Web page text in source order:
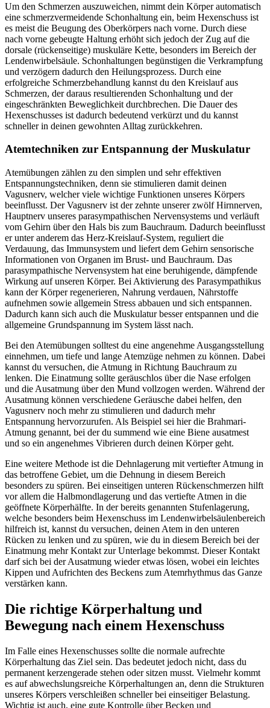
Um den Schmerzen auszuweichen, nimmt dein Körper automatisch
eine schmerzvermeidende Schonhaltung ein, beim Hexenschuss ist
es meist die Beugung des Oberkörpers nach vorne. Durch diese
nach vorne gebeugte Haltung erhöht sich jedoch der Zug auf die
dorsale (rückenseitige) muskuläre Kette, besonders im Bereich der
Lendenwirbelsäule. Schonhaltungen begünstigen die Verkrampfung
und verzögern dadurch den Heilungsprozess. Durch eine
erfolgreiche Schmerzbehandlung kannst du den Kreislauf aus
Schmerzen, der daraus resultierenden Schonhaltung und der
eingeschränkten Beweglichkeit durchbrechen. Die Dauer des
Hexenschusses ist dadurch bedeutend verkürzt und du kannst
schneller in deinen gewohnten Alltag zurückkehren.
Atemtechniken zur Entspannung der Muskulatur
Atemübungen zählen zu den simplen und sehr effektiven
Entspannungstechniken, denn sie stimulieren damit deinen
Vagusnerv, welcher viele wichtige Funktionen unseres Körpers
beeinflusst. Der Vagusnerv ist der zehnte unserer zwölf Hirnnerven,
Hauptnerv unseres parasympathischen Nervensystems und verläuft
vom Gehirn über den Hals bis zum Bauchraum. Dadurch beeinflusst
er unter anderem das Herz-Kreislauf-System, reguliert die
Verdauung, das Immunsystem und liefert dem Gehirn sensorische
Informationen von Organen im Brust- und Bauchraum. Das
parasympathische Nervensystem hat eine beruhigende, dämpfende
Wirkung auf unseren Körper. Bei Aktivierung des Parasympathikus
kann der Körper regenerieren, Nahrung verdauen, Nährstoffe
aufnehmen sowie allgemein Stress abbauen und sich entspannen.
Dadurch kann sich auch die Muskulatur besser entspannen und die
allgemeine Grundspannung im System lässt nach.
Bei den Atemübungen solltest du eine angenehme Ausgangsstellung
einnehmen, um tiefe und lange Atemzüge nehmen zu können. Dabei
kannst du versuchen, die Atmung in Richtung Bauchraum zu
lenken. Die Einatmung sollte geräuschlos über die Nase erfolgen
und die Ausatmung über den Mund vollzogen werden. Während der
Ausatmung können verschiedene Geräusche dabei helfen, den
Vagusnerv noch mehr zu stimulieren und dadurch mehr
Entspannung hervorzurufen. Als Beispiel sei hier die Brahmari-
Atmung genannt, bei der du summend wie eine Biene ausatmest
und so ein angenehmes Vibrieren durch deinen Körper geht.
Eine weitere Methode ist die Dehnlagerung mit vertiefter Atmung in
das betroffene Gebiet, um die Dehnung in diesem Bereich
besonders zu spüren. Bei einseitigen unteren Rückenschmerzen hilft
vor allem die Halbmondlagerung und das vertiefte Atmen in die
geöffnete Körperhälfte. In der bereits genannten Stufenlagerung,
welche besonders beim Hexenschuss im Lendenwirbelsäulenbereich
hilfreich ist, kannst du versuchen, deinen Atem in den unteren
Rücken zu lenken und zu spüren, wie du in diesem Bereich bei der
Einatmung mehr Kontakt zur Unterlage bekommst. Dieser Kontakt
darf sich bei der Ausatmung wieder etwas lösen, wobei ein leichtes
Kippen und Aufrichten des Beckens zum Atemrhythmus das Ganze
verstärken kann.
Die richtige Körperhaltung und
Bewegung nach einem Hexenschuss
Im Falle eines Hexenschusses sollte die normale aufrechte
Körperhaltung das Ziel sein. Das bedeutet jedoch nicht, dass du
permanent kerzengerade stehen oder sitzen musst. Vielmehr kommt
es auf abwechslungsreiche Körperhaltungen an, denn die Strukturen
unseres Körpers verschleißen schneller bei einseitiger Belastung.
Wichtig ist auch, eine gute Kontrolle über Becken und